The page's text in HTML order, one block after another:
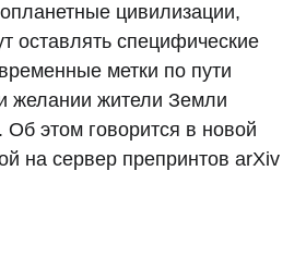
цивилизации,
оставлять специфические
метки по пути
желании жители Земли
Об этом говорится в новой
на сервер препринтов arXiv